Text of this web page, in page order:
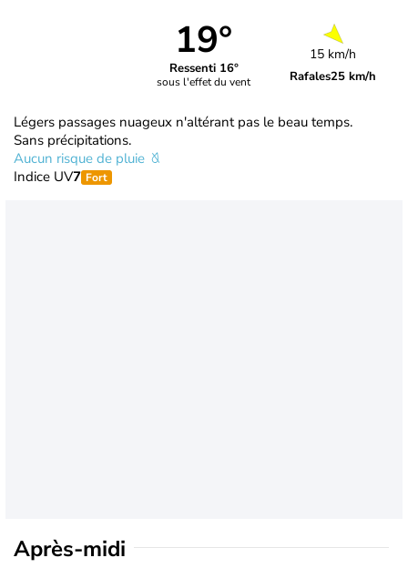
19°
Ressenti 16°
sous l'effet du vent
15 km/h
Rafales25 km/h
Légers passages nuageux n'altérant pas le beau temps.
Sans précipitations.
Aucun risque de pluie
Indice UV7 Fort
Après-midi